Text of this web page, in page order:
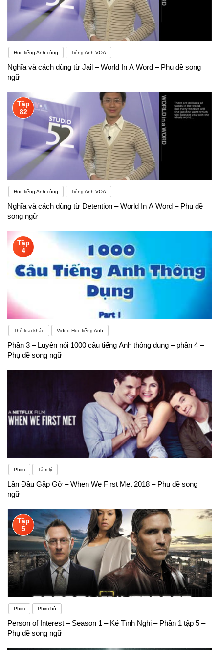
Học tiếng Anh cùng Tiếng Anh VOA
Nghĩa và cách dùng từ Jail – World In A Word – Phụ đề song
ngữ
Tập
82
Học tiếng Anh cùng Tiếng Anh VOA
Nghĩa và cách dùng từ Detention – World In A Word – Phụ đề
song ngữ
Tập
4
Thể loại khác Video Học tiếng Anh
Phần 3 – Luyện nói 1000 câu tiếng Anh thông dụng – phần 4 –
Phụ đề song ngữ
Phim Tâm lý
Lần Đầu Gặp Gỡ – When We First Met 2018 – Phụ đề song
ngữ
Tập
5
Phim Phim bộ
Person of Interest – Season 1 – Kẻ Tình Nghi – Phần 1 tập 5 –
Phụ đề song ngữ